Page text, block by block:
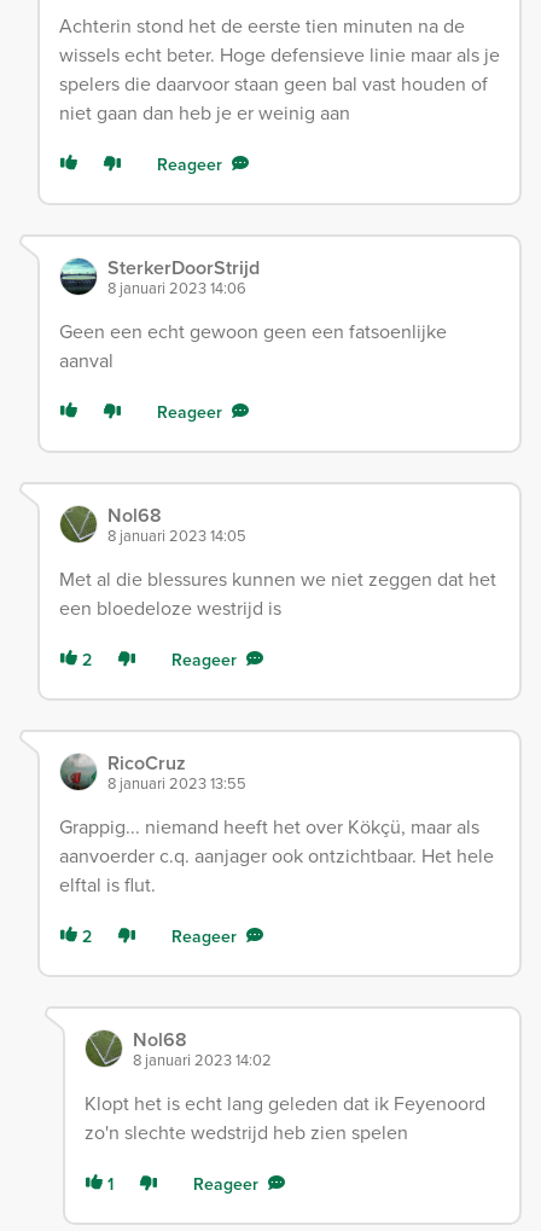
Achterin stond het de eerste tien minuten na de
wissels echt beter. Hoge defensieve linie maar als je
spelers die daarvoor staan geen bal vast houden of
niet gaan dan heb je er weinig aan
Reageer
SterkerDoorStrijd
8 januari 2023 14:06
Geen een echt gewoon geen een fatsoenlijke
aanval
Reageer
Nol68
8 januari 2023 14:05
Met al die blessures kunnen we niet zeggen dat het
een bloedeloze westrijd is
2 Reageer
RicoCruz
8 januari 2023 13:55
Grappig... niemand heeft het over Kökçü, maar als
aanvoerder c.q. aanjager ook ontzichtbaar. Het hele
elftal is flut.
2 Reageer
Nol68
8 januari 2023 14:02
Klopt het is echt lang geleden dat ik Feyenoord
zo'n slechte wedstrijd heb zien spelen
1 Reageer